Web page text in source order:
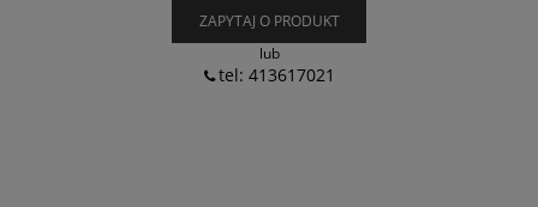
ZAPYTAJ O PRODUKT
lub
tel: 413617021